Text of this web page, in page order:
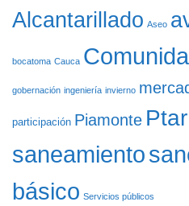
Alcantarillado Aseo
bocatoma Cauca
gobernación ingeniería invierno
participación Piamonte Ptar
saneamiento
básico Servicios públicos